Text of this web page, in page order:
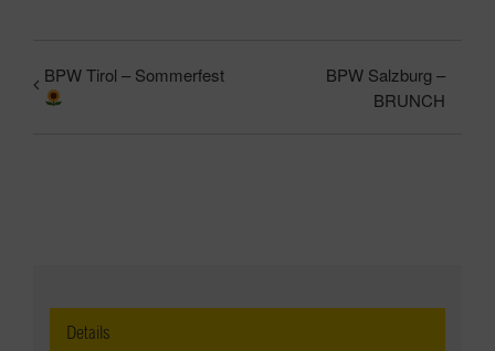
BPW Tirol – Sommerfest
BPW Salzburg –
BRUNCH
Details